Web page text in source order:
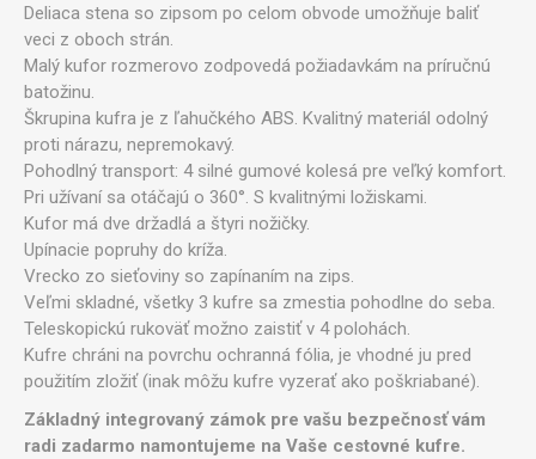
Deliaca stena so zipsom po celom obvode umožňuje baliť
veci z oboch strán.
Malý kufor rozmerovo zodpovedá požiadavkám na príručnú
batožinu.
Škrupina kufra je z ľahučkého ABS. Kvalitný materiál odolný
proti nárazu, nepremokavý.
Pohodlný transport: 4 silné gumové kolesá pre veľký komfort.
Pri užívaní sa otáčajú o 360°. S kvalitnými ložiskami.
Kufor má dve držadlá a štyri nožičky.
Upínacie popruhy do kríža.
Vrecko zo sieťoviny so zapínaním na zips.
Veľmi skladné, všetky 3 kufre sa zmestia pohodlne do seba.
Teleskopickú rukoväť možno zaistiť v 4 polohách.
Kufre chráni na povrchu ochranná fólia, je vhodné ju pred
použitím zložiť (inak môžu kufre vyzerať ako poškriabané).
Základný integrovaný zámok pre vašu bezpečnosť vám
radi zadarmo namontujeme na Vaše cestovné kufre.